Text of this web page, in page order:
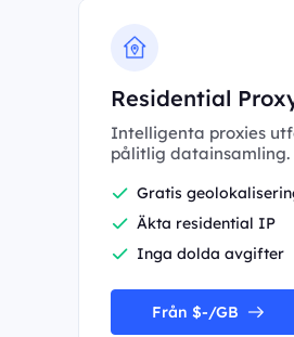
Residential
Intelligenta proxies
pålitlig datainsamling.
Gratis
Äkta residential IP
Inga dolda avgifter
Från $-/GB